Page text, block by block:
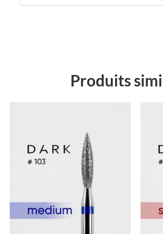
Produits